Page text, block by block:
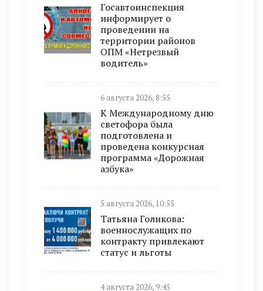
Госавтоинспекция
информирует о
проведении на
территории районов
ОПМ «Нетрезвый
водитель»
6 августа 2026, 8:55
К Международному дню
светофора была
подготовлена и
проведена конкурсная
программа «Дорожная
азбука»
5 августа 2026, 10:55
Татьяна Голикова:
военнослужащих по
контракту привлекают
статус и льготы
4 августа 2026, 9:45